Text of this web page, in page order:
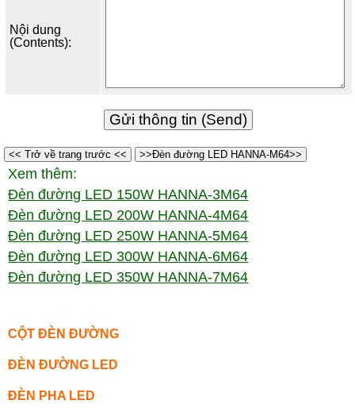
Nội dung
(Contents):
<< Trở về trang trước << >>Đèn đường LED HANNA-M64>>
Xem thêm:
Đèn đường LED 150W HANNA-3M64
Đèn đường LED 200W HANNA-4M64
Đèn đường LED 250W HANNA-5M64
Đèn đường LED 300W HANNA-6M64
Đèn đường LED 350W HANNA-7M64
CỘT ĐÈN ĐƯỜNG
ĐÈN ĐƯỜNG LED
ĐÈN PHA LED